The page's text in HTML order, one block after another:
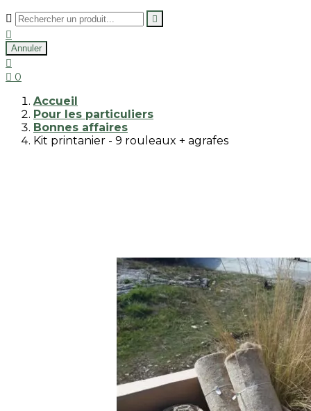



Annuler

 0
Accueil
Pour les particuliers
Bonnes affaires
Kit printanier - 9 rouleaux + agrafes